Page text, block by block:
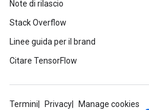
Note di rilascio
Stack Overflow
Linee guida per il brand
Citare TensorFlow
Termini Privacy
Manage cookies